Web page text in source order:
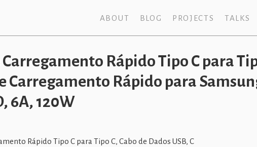
ABOUT BLOG PROJECTS TALKS
Carregamento Rápido Tipo C para
Carregamento Rápido para
6A, 120W
Rápido Tipo C para Tipo C, Cabo de Dados USB, C